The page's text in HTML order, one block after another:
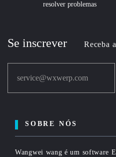
resolver problemas
Se inscrever Receba
service@wxwerp.com
SOBRE NÓS
Wangwei wang é um software